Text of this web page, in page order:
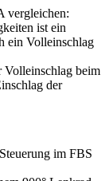
vergleichen:
ist ein
ein Volleinschlag
Volleinschlag beim
der
im FBS